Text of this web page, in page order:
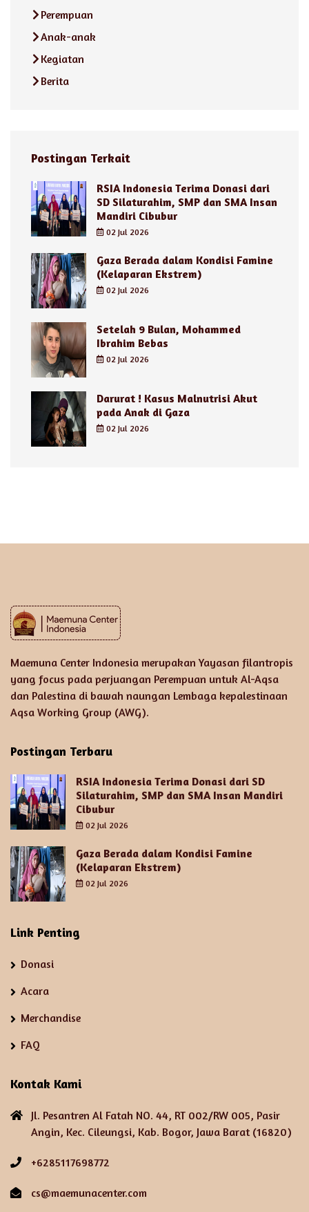
Perempuan
Anak-anak
Kegiatan
Berita
Postingan Terkait
RSIA Indonesia Terima Donasi dari
SD Silaturahim, SMP dan SMA Insan
Mandiri Cibubur
02 Jul 2026
Gaza Berada dalam Kondisi Famine
(Kelaparan Ekstrem)
02 Jul 2026
Setelah 9 Bulan, Mohammed
Ibrahim Bebas
02 Jul 2026
Darurat ! Kasus Malnutrisi Akut
pada Anak di Gaza
02 Jul 2026
Maemuna Center Indonesia merupakan Yayasan filantropis
yang focus pada perjuangan Perempuan untuk Al-Aqsa
dan Palestina di bawah naungan Lembaga kepalestinaan
Aqsa Working Group (AWG).
Postingan Terbaru
RSIA Indonesia Terima Donasi dari SD
Silaturahim, SMP dan SMA Insan Mandiri
Cibubur
02 Jul 2026
Gaza Berada dalam Kondisi Famine
(Kelaparan Ekstrem)
02 Jul 2026
Link Penting
Donasi
Acara
Merchandise
FAQ
Kontak Kami
Jl. Pesantren Al Fatah NO. 44, RT 002/RW 005, Pasir
Angin, Kec. Cileungsi, Kab. Bogor, Jawa Barat (16820)
+6285117698772
cs@maemunacenter.com